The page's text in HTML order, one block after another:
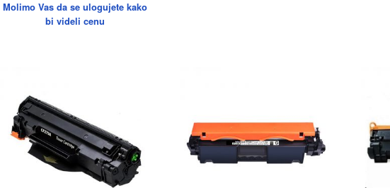
Molimo Vas da se ulogujete kako
bi videli cenu